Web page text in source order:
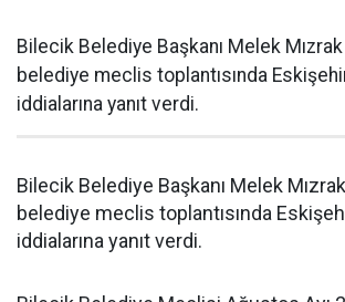
Bilecik Belediye Başkanı Melek Mızrak
belediye meclis toplantısında
iddialarına yanıt verdi.
Bilecik Belediye Başkanı Melek
belediye meclis toplantısında
iddialarına yanıt verdi.